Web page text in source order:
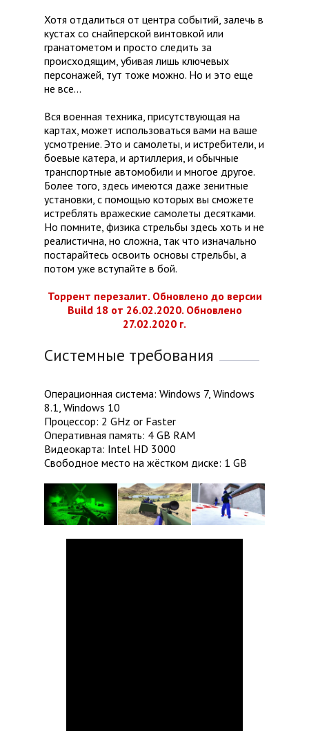
Хотя отдалиться от центра событий, залечь в
кустах со снайперской винтовкой или
гранатометом и просто следить за
происходящим, убивая лишь ключевых
персонажей, тут тоже можно. Но и это еще
не все…
Вся военная техника, присутствующая на
картах, может использоваться вами на ваше
усмотрение. Это и самолеты, и истребители, и
боевые катера, и артиллерия, и обычные
транспортные автомобили и многое другое.
Более того, здесь имеются даже зенитные
установки, с помощью которых вы сможете
истреблять вражеские самолеты десятками.
Но помните, физика стрельбы здесь хоть и не
реалистична, но сложна, так что изначально
постарайтесь освоить основы стрельбы, а
потом уже вступайте в бой.
Торрент перезалит. Обновлено до версии
Build 18 от 26.02.2020. Обновлено
27.02.2020 г.
Системные требования
Операционная система: Windows 7, Windows
8.1, Windows 10
Процессор: 2 GHz or Faster
Оперативная память: 4 GB RAM
Видеокарта: Intel HD 3000
Свободное место на жёстком диске: 1 GB